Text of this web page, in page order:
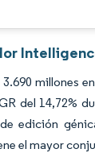
millones
del 14,72%
edición
el mayor